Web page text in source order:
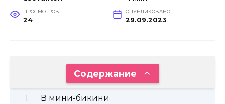
ПРОСМОТРОВ
24
ОПУБЛИКОВАНО
29.09.2023
Содержание
В мини-бикини